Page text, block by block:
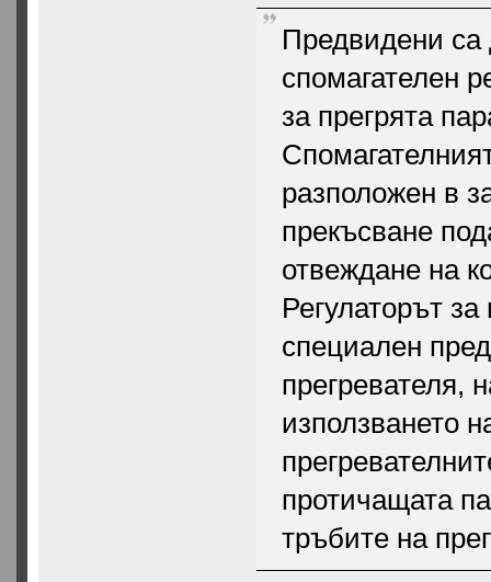
Предвидени са
спомагателен
за прегрята
разположен в
прекъсване
отвеждане на
Регулаторът
специален
прегревателя,
използването
протичащата
тръбите на